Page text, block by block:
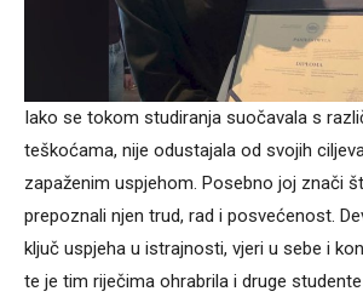
Iako se tokom studiranja suočavala s
teškoćama, nije odustajala od svojih
zapaženim uspjehom. Posebno joj znači
prepoznali njen trud, rad i posvećenost.
ključ uspjeha u istrajnosti, vjeri u sebe i
te je tim riječima ohrabrila i druge